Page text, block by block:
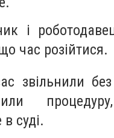
і
час розійтися.
звільнили
суді.